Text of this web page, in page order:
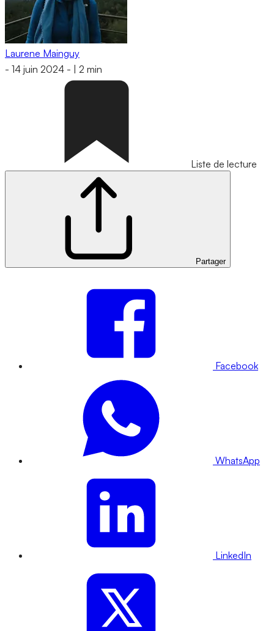
Laurene Mainguy
- 14 juin 2024 - 2 min
Liste de lecture
Partager
Facebook
WhatsApp
LinkedIn